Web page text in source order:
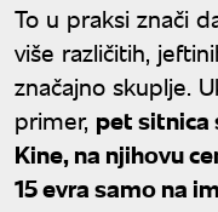
To u praksi znači
više različitih,
značajno skuplje.
primer, pet sitnica
Kine, na njihovu
15 evra samo na